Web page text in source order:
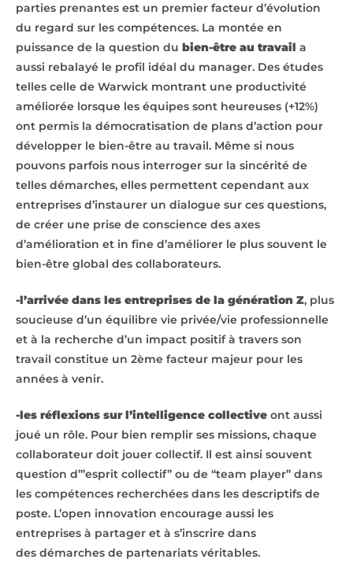
parties prenantes est un premier facteur d’évolution
du regard sur les compétences. La montée en
puissance de la question du bien-être au travail a
aussi rebalayé le profil idéal du manager. Des études
telles celle de Warwick montrant une productivité
améliorée lorsque les équipes sont heureuses (+12%)
ont permis la démocratisation de plans d’action pour
développer le bien-être au travail. Même si nous
pouvons parfois nous interroger sur la sincérité de
telles démarches, elles permettent cependant aux
entreprises d’instaurer un dialogue sur ces questions,
de créer une prise de conscience des axes
d’amélioration et in fine d’améliorer le plus souvent le
bien-être global des collaborateurs.
-l’arrivée dans les entreprises de la génération Z, plus
soucieuse d’un équilibre vie privée/vie professionnelle
et à la recherche d’un impact positif à travers son
travail constitue un 2ème facteur majeur pour les
années à venir.
-les réflexions sur l’intelligence collective ont aussi
joué un rôle. Pour bien remplir ses missions, chaque
collaborateur doit jouer collectif. Il est ainsi souvent
question d’”esprit collectif” ou de “team player” dans
les compétences recherchées dans les descriptifs de
poste. L’open innovation encourage aussi les
entreprises à partager et à s’inscrire dans
des démarches de partenariats véritables.